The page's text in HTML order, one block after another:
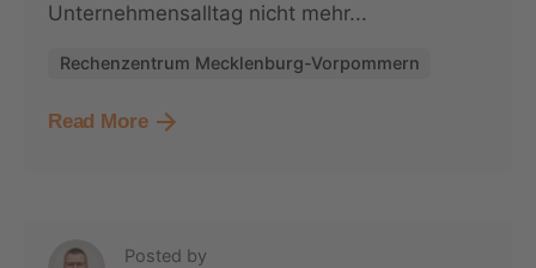
Unternehmensalltag nicht mehr...
Rechenzentrum Mecklenburg-Vorpommern
Read More
Posted by